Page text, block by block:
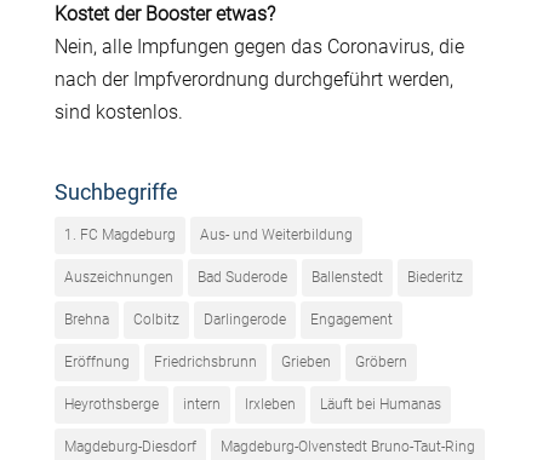
Kostet der Booster etwas?
Nein, alle Impfungen gegen das Coronavirus, die
nach der Impfverordnung durchgeführt werden,
sind kostenlos.
Suchbegriffe
1. FC Magdeburg Aus- und Weiterbildung
Auszeichnungen Bad Suderode Ballenstedt Biederitz
Brehna Colbitz Darlingerode Engagement
Eröffnung Friedrichsbrunn Grieben Gröbern
Heyrothsberge intern Irxleben Läuft bei Humanas
Magdeburg-Diesdorf Magdeburg-Olvenstedt Bruno-Taut-Ring